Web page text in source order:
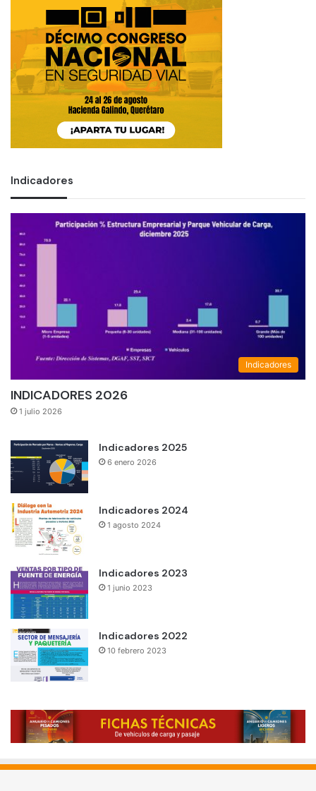
Indicadores
Indicadores
INDICADORES 2026
1 julio 2026
Indicadores 2025
6 enero 2026
Indicadores 2024
1 agosto 2024
Indicadores 2023
1 junio 2023
Indicadores 2022
10 febrero 2023